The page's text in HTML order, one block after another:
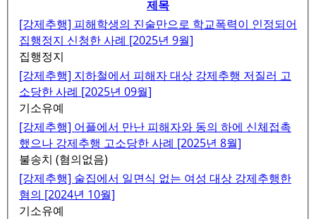
제목
[강제추행] 피해학생의 진술만으로 학교폭력이 인정되어
집행정지 신청한 사례 [2025년 9월]
집행정지
[강제추행] 지하철에서 피해자 대상 강제추행 저질러 고
소당한 사례 [2025년 09월]
기소유예
[강제추행] 어플에서 만난 피해자와 동의 하에 신체접촉
했으나 강제추행 고소당한 사례 [2025년 8월]
불송치 (혐의없음)
[강제추행] 술집에서 일면식 없는 여성 대상 강제추행한
혐의 [2024년 10월]
기소유예